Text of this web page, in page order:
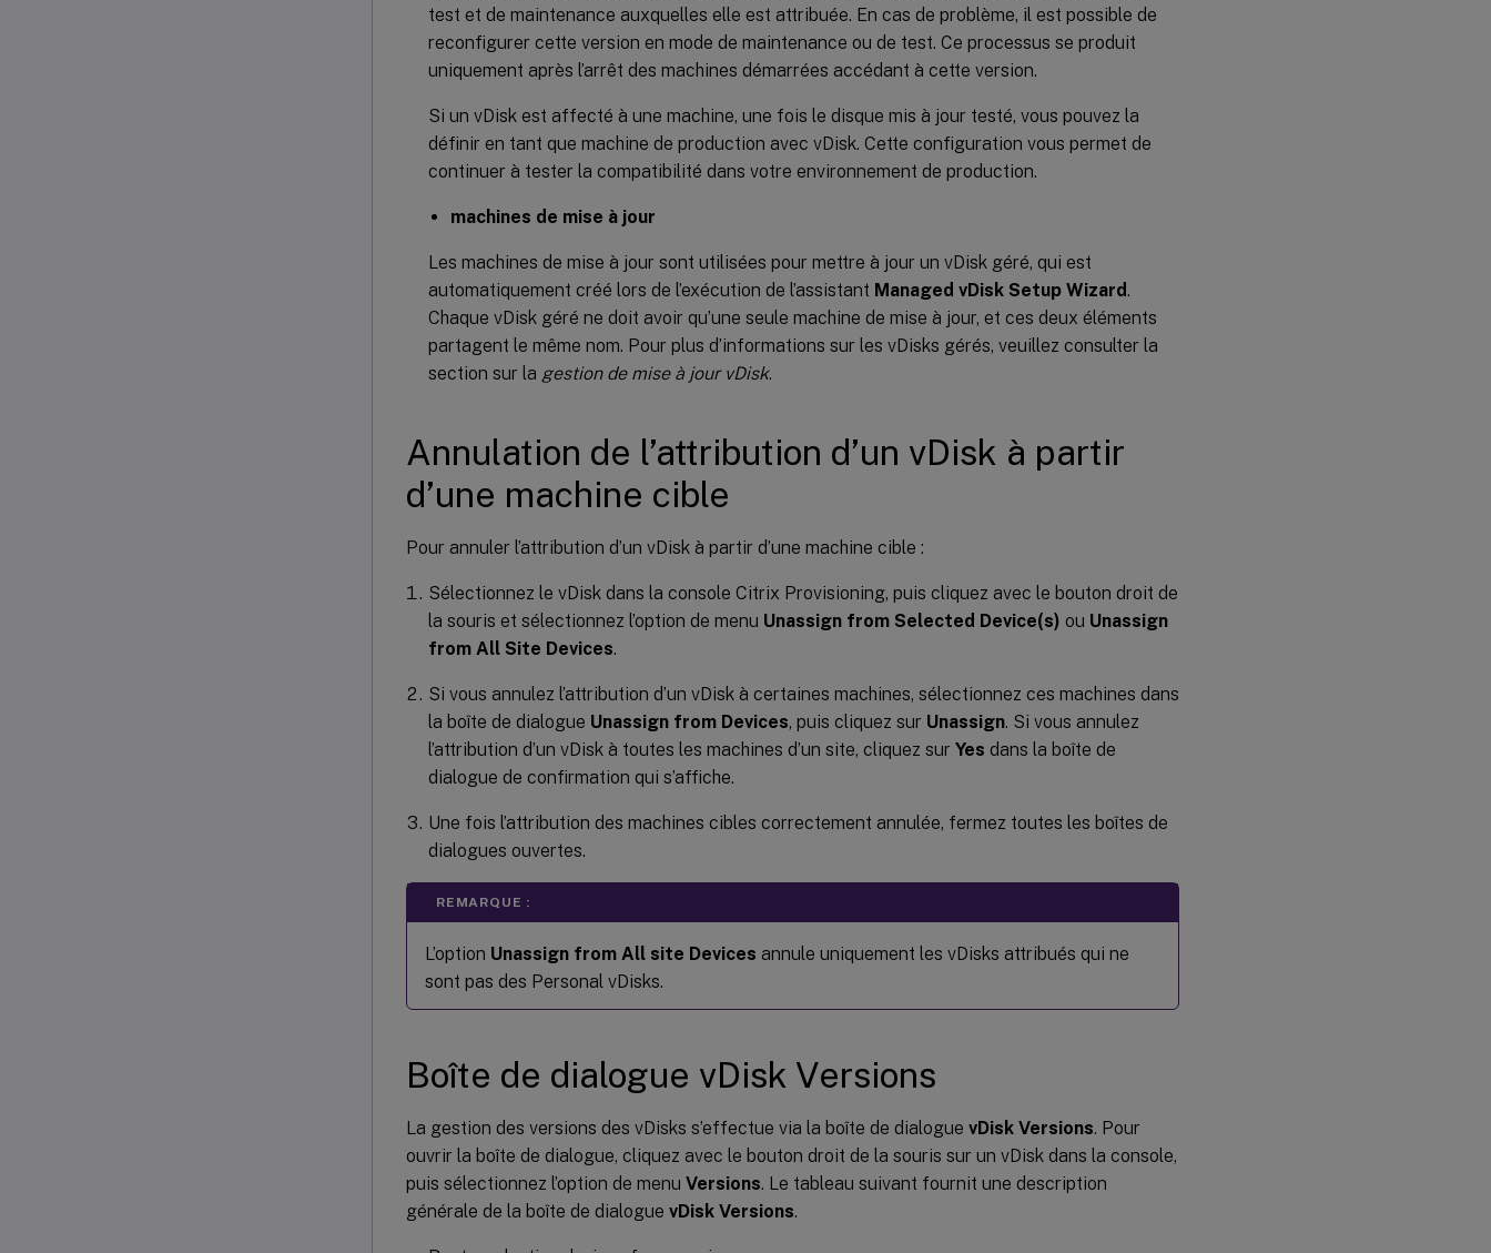
test et de maintenance auxquelles elle est attribuée. En cas de problème, il est possible de
reconfigurer cette version en mode de maintenance ou de test. Ce processus se produit
uniquement après l’arrêt des machines démarrées accédant à cette version.
Si un vDisk est affecté à une machine, une fois le disque mis à jour testé, vous pouvez la
définir en tant que machine de production avec vDisk. Cette configuration vous permet de
continuer à tester la compatibilité dans votre environnement de production.
machines de mise à jour
Les machines de mise à jour sont utilisées pour mettre à jour un vDisk géré, qui est
automatiquement créé lors de l’exécution de l’assistant Managed vDisk Setup Wizard .
Chaque vDisk géré ne doit avoir qu’une seule machine de mise à jour, et ces deux éléments
partagent le même nom. Pour plus d’informations sur les vDisks gérés, veuillez consulter la
section sur la gestion de mise à jour vDisk.
Annulation de l’attribution d’un vDisk à partir
d’une machine cible
Pour annuler l’attribution d’un vDisk à partir d’une machine cible :
Sélectionnez le vDisk dans la console Citrix Provisioning, puis cliquez avec le bouton droit de
la souris et sélectionnez l’option de menu Unassign from Selected Device(s) ou Unassign
from All Site Devices.
Si vous annulez l’attribution d’un vDisk à certaines machines, sélectionnez ces machines dans
la boîte de dialogue Unassign from Devices, puis cliquez sur Unassign. Si vous annulez
l’attribution d’un vDisk à toutes les machines d’un site, cliquez sur Yes dans la boîte de
dialogue de confirmation qui s’affiche.
Une fois l’attribution des machines cibles correctement annulée, fermez toutes les boîtes de
dialogues ouvertes.
REMARQUE :
L’option Unassign from All site Devices annule uniquement les vDisks attribués qui ne
sont pas des Personal vDisks.
Boîte de dialogue vDisk Versions
La gestion des versions des vDisks s’effectue via la boîte de dialogue vDisk Versions. Pour
ouvrir la boîte de dialogue, cliquez avec le bouton droit de la souris sur un vDisk dans la console,
puis sélectionnez l’option de menu Versions. Le tableau suivant fournit une description
générale de la boîte de dialogue vDisk Versions.